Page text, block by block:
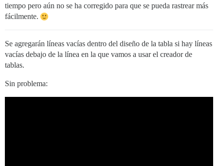
tiempo pero aún no se ha corregido para que se pueda rastrear más
fácilmente.
Se agregarán líneas vacías dentro del diseño de la tabla si hay líneas
vacías debajo de la línea en la que vamos a usar el creador de
tablas.
Sin problema: